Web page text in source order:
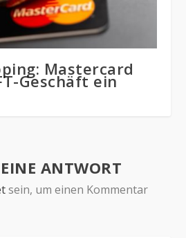
Mastercard
Geschäft ein
ANTWORT
sein, um einen Kommentar